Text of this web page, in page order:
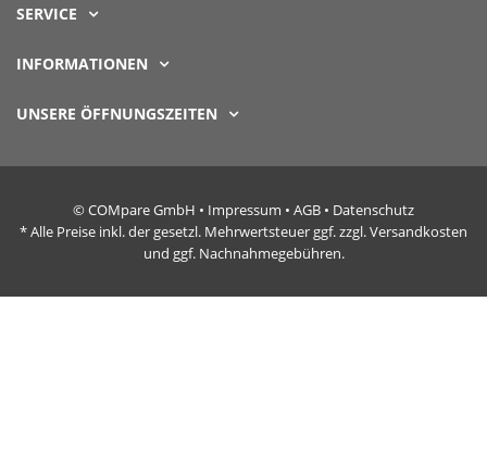
SERVICE
INFORMATIONEN
UNSERE ÖFFNUNGSZEITEN
© COMpare GmbH • Impressum • AGB • Datenschutz
* Alle Preise inkl. der gesetzl. Mehrwertsteuer ggf. zzgl. Versandkosten
und ggf. Nachnahmegebühren.